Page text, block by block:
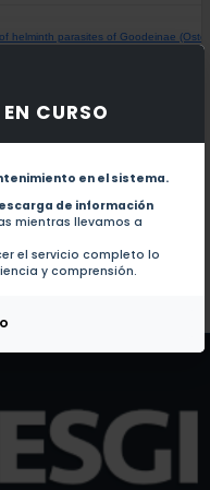
CURSO
en el sistema.
de información
mientras llevamos a
el servicio completo lo
y comprensión.
helminth parasites of Goodeinae
y cofilogenéticos de
de Neochinorhynchus golvani
de helmintos parasitos de peces de
autor.